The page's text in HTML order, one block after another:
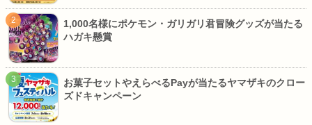
1,000名様にポケモン・ガリガリ君冒険グッズが当たる
ハガキ懸賞
お菓子セットやえらべるPayが当たるヤマザキのクロー
ズドキャンペーン